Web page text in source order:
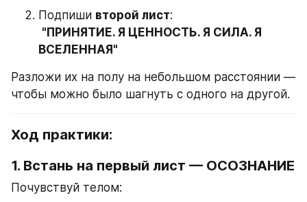
Подпиши второй лист:
"ПРИНЯТИЕ. Я ЦЕННОСТЬ. Я СИЛА. Я
ВСЕЛЕННАЯ"
Разложи их на полу на небольшом расстоянии —
чтобы можно было шагнуть с одного на другой.
Ход практики:
1. Встань на первый лист — ОСОЗНАНИЕ
Почувствуй телом: